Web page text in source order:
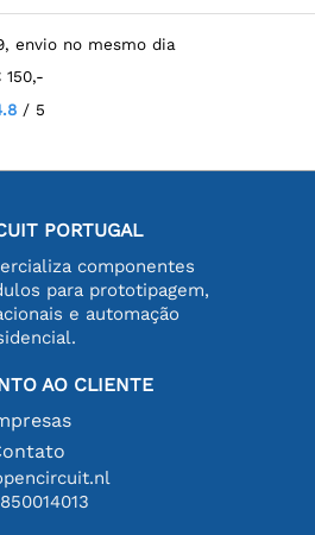
envio no mesmo dia
150,-
/ 5
PORTUGAL
componentes
para prototipagem,
e automação
AO CLIENTE